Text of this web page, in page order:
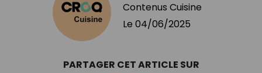
Contenus Cuisine
Le 04/06/2025
PARTAGER CET ARTICLE SUR